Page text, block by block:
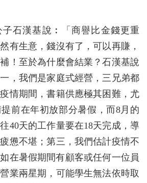
石漢基說︰「商譽比金錢更重
有生意，錢沒有了，可以再賺，
！至於為什麼會結業？石漢基說
一，我們是家庭式經營，三兄弟都
情期間，書籍供應極其困難，尤
前在年初放部分暑假，而8月的
40天的工作量要在18天完成，導
憊不堪；第三，我們估計疫情不
在暑假期間有顧客或任何一位員
業兩星期，可能學生無法依時取